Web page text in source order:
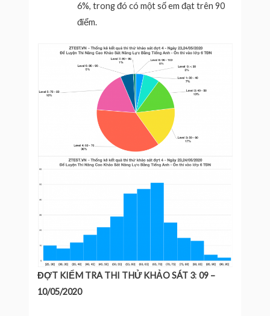
6%, trong đó có một số em đạt trên 90
điểm.
ĐỢT KIỂM TRA THI THỬ KHẢO SÁT 3:09 –
10/05/2020